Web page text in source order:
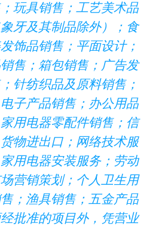
玩具销售；工艺美术品
牙及其制品除外）；食
饰品销售；平面设计；
售；箱包销售；广告发
针纺织品及原料销售；
子产品销售；办公用品
用电器零配件销售；信
物进出口；网络技术服
用电器安装服务；劳动
营销策划；个人卫生用
；渔具销售；五金产品
批准的项目外，凭营业